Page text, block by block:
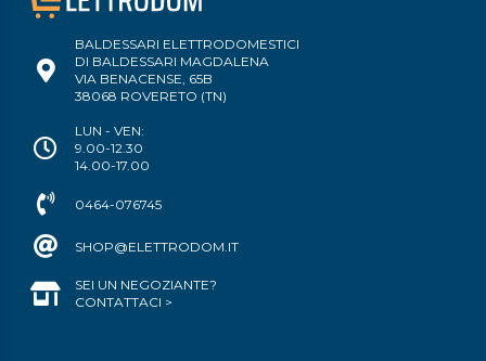
BALDESSARI ELETTRODOMESTICI
DI BALDESSARI MAGDALENA
VIA BENACENSE, 65B
38068 ROVERETO (TN)
LUN - VEN:
9.00-12.30
14.00-17.00
0464-076745
SHOP@ELETTRODOM.IT
SEI UN NEGOZIANTE?
CONTATTACI >